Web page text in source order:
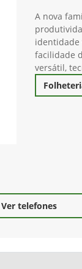
A nova
identidade
facilidade
versátil,
Ver telefones